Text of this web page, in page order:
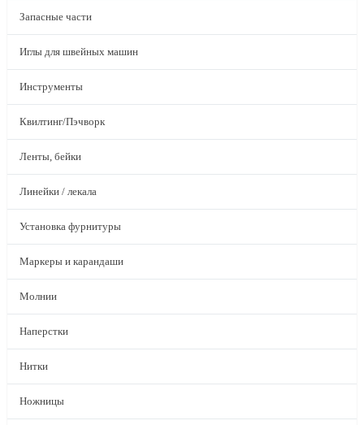
Запасные части
Иглы для швейных машин
Инструменты
Квилтинг/Пэчворк
Ленты, бейки
Линейки / лекала
Установка фурнитуры
Маркеры и карандаши
Молнии
Наперстки
Нитки
Ножницы